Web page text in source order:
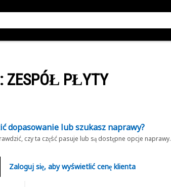
ZESPÓŁ PŁYTY
dopasowanie lub szukasz naprawy?
czy ta część pasuje lub są dostępne opcje naprawy.
Zaloguj się, aby wyświetlić cenę klienta